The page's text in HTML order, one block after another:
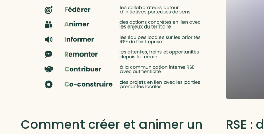
Comment créer et animer un
RSE